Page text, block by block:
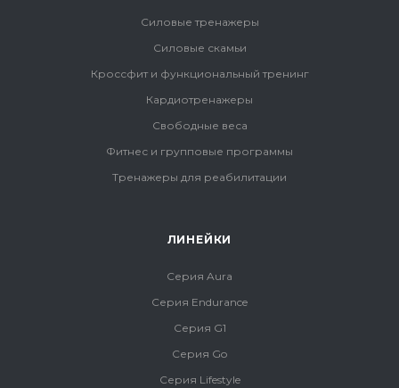
Силовые тренажеры
Силовые скамьи
Кроссфит и функциональный тренинг
Кардиотренажеры
Свободные веса
Фитнес и групповые программы
Тренажеры для реабилитации
ЛИНЕЙКИ
Серия Aura
Серия Endurance
Серия G1
Серия Go
Серия Lifestyle